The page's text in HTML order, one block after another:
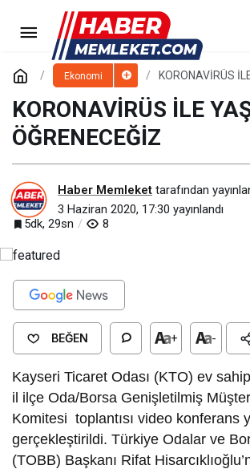
Ekonomi
KORONAVİRÜS
KORONAVİRÜS İLE
ÖĞRENECEĞİZ
Haber Memleket tarafından
3 Haziran 2020, 17:30 yayınlandı
5dk, 29sn
8
BEĞEN + -
Kayseri Ticaret Odası (KTO) ev
il ilçe Oda/Borsa Genişletilmiş
Komitesi toplantısı video konferans
gerçekleştirildi. Türkiye Odalar ve
(TOBB) Başkanı Rifat
ANADOLU’NUN
MERKEZİ KAYSERİ’DE NEFES
HAYATA GEÇİRİLDİ
Yorum Yap